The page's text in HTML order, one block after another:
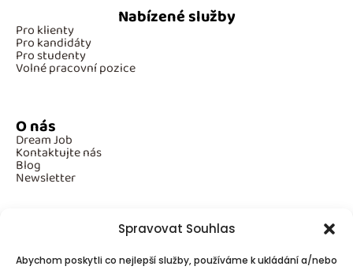
Spravovat Souhlas
Abychom poskytli co nejlepší služby, používáme k ukládání a/nebo
Nabízené služby
Pro klienty
Pro kandidáty
Pro studenty
Volné pracovní pozice
O nás
Dream Job
Kontaktujte nás
Blog
Newsletter
Povinné informace
GDPR